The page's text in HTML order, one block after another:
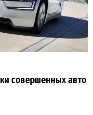
совершенных авто